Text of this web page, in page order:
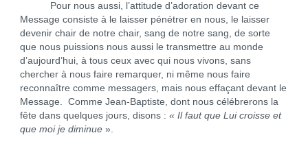
Pour nous aussi, l’attitude d’adoration devant ce
Message consiste à le laisser pénétrer en nous, le laisser
devenir chair de notre chair, sang de notre sang, de sorte
que nous puissions nous aussi le transmettre au monde
d’aujourd’hui, à tous ceux avec qui nous vivons, sans
chercher à nous faire remarquer, ni même nous faire
reconnaître comme messagers, mais nous effaçant devant le
Message. Comme Jean-Baptiste, dont nous célébrerons la
fête dans quelques jours, disons : « Il faut que Lui croisse et
que moi je diminue».